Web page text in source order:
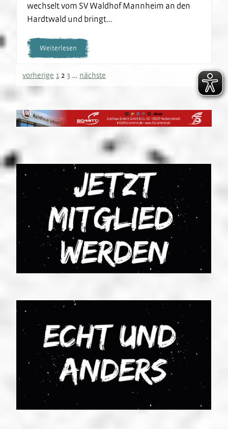
wechselt vom SV Waldhof Mannheim an den
Hardtwald und bringt…
Weiterlesen
vorherige 1 2 3 … nächste